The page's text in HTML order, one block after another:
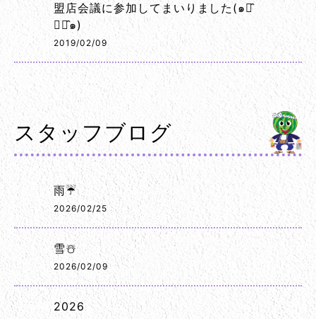
盟店会議に参加してまいりました(๑･̑
◡･̑๑)
2019/02/09
スタッフブログ
雨☔
2026/02/25
雪☃️
2026/02/09
2026